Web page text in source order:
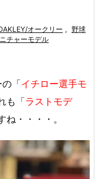

オークリー , 野球
チャーモデル
「イチロー選手モ
も「ラストモデ
・・・・。